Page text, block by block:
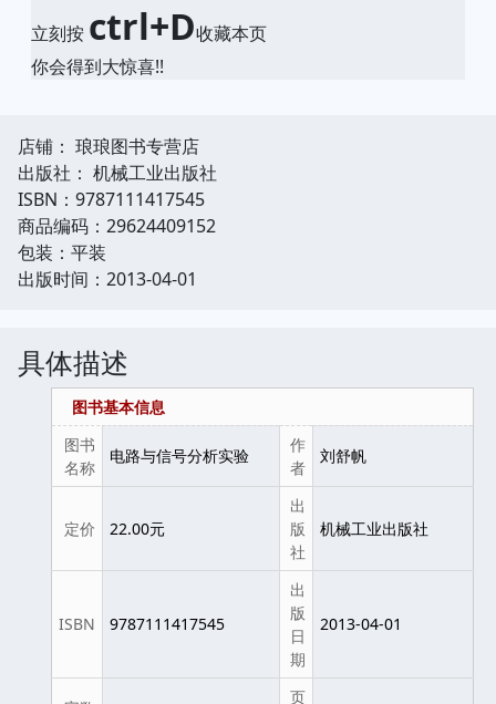
立刻按 ctrl+D收藏本页
你会得到大惊喜!!
店铺： 琅琅图书专营店
出版社： 机械工业出版社
ISBN：9787111417545
商品编码：29624409152
包装：平装
出版时间：2013-04-01
具体描述
图书基本信息
图书
名称
电路与信号分析实验
作
者
刘舒帆
定价 22.00元
出
版
社
机械工业出版社
ISBN 9787111417545
出
版
日
期
2013-04-01
页